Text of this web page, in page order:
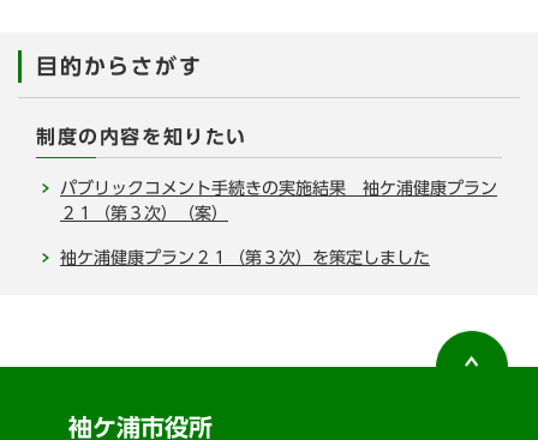
目的からさがす
制度の内容を知りたい
パブリックコメント手続きの実施結果 袖ケ浦健康プラン
２１（第３次）（案）
袖ケ浦健康プラン２１（第３次）を策定しました
袖ケ浦市役所